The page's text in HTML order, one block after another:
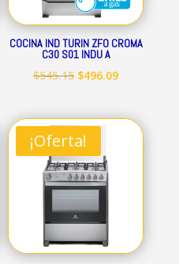
COCINA IND TURIN ZFO CROMA
C30 S01 INDU A
$545.15 El
original
era:
$545.15.
$496.09El
actual
¡Oferta!